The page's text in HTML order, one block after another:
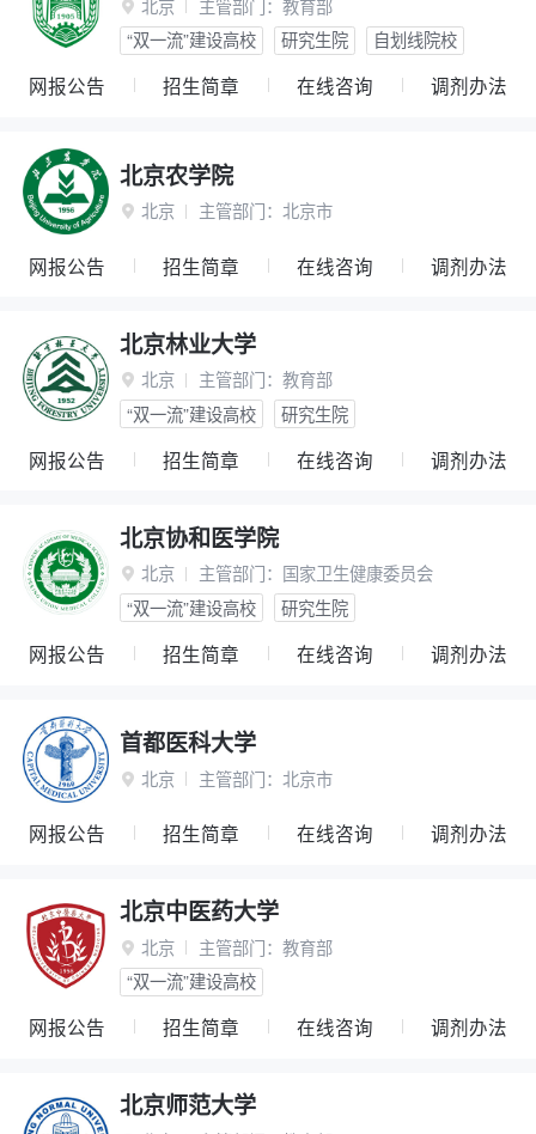
 北京 主管部门： 教育部
“双一流”建设高校
研究生院 自划线院校
网报公告 招生简章 在线咨询 调剂办法
北京农学院
 北京 主管部门： 北京市
网报公告 招生简章 在线咨询 调剂办法
北京林业大学
 北京 主管部门： 教育部
“双一流”建设高校
研究生院
网报公告 招生简章 在线咨询 调剂办法
北京协和医学院
 北京 主管部门： 国家卫生健康委员会
“双一流”建设高校
研究生院
网报公告 招生简章 在线咨询 调剂办法
首都医科大学
 北京 主管部门： 北京市
网报公告 招生简章 在线咨询 调剂办法
北京中医药大学
 北京 主管部门： 教育部
“双一流”建设高校
网报公告 招生简章 在线咨询 调剂办法
北京师范大学